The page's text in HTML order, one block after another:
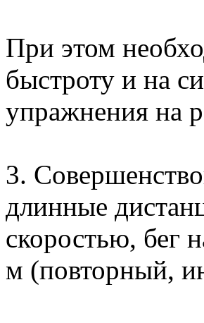
При этом
быстроту и на
упражнения на
3.
длинные
скоростью, бег
м (повторный,